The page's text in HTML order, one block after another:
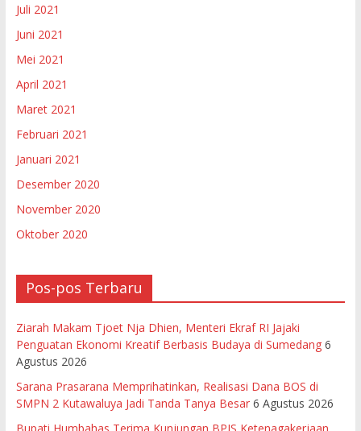
Juli 2021
Juni 2021
Mei 2021
April 2021
Maret 2021
Februari 2021
Januari 2021
Desember 2020
November 2020
Oktober 2020
Pos-pos Terbaru
Ziarah Makam Tjoet Nja Dhien, Menteri Ekraf RI Jajaki
Penguatan Ekonomi Kreatif Berbasis Budaya di Sumedang 6
Agustus 2026
Sarana Prasarana Memprihatinkan, Realisasi Dana BOS di
SMPN 2 Kutawaluya Jadi Tanda Tanya Besar 6 Agustus 2026